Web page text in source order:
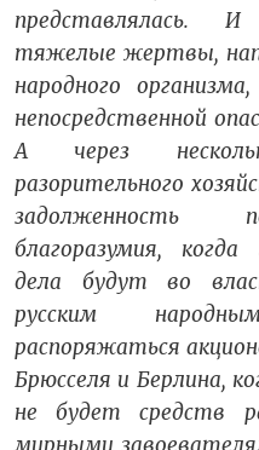
представлялась.
тяжелые жертвы,
народного
непосредственной
А через
разорительного
задолженность
благоразумия,
дела будут во
русским
распоряжаться
Брюсселя и Берлина,
не будет средств